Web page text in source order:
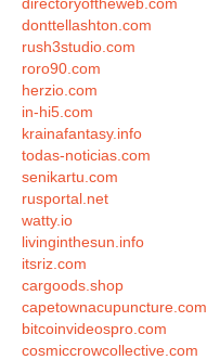
donttellashton.com
rush3studio.com
roro90.com
herzio.com
in-hi5.com
krainafantasy.info
todas-noticias.com
senikartu.com
rusportal.net
watty.io
livinginthesun.info
itsriz.com
cargoods.shop
capetownacupuncture.com
bitcoinvideospro.com
cosmiccrowcollective.com